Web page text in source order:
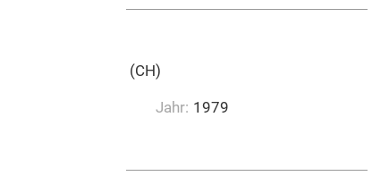
Ruh Musikverlag (CH)
Jahr: 1979